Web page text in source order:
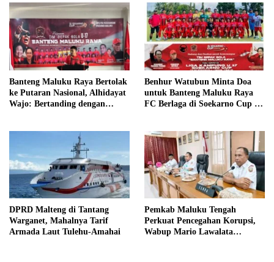
Banteng Maluku Raya Bertolak
ke Putaran Nasional, Alhidayat
Wajo: Bertanding dengan
Benhur Watubun Minta Doa
untuk Banteng Maluku Raya
FC Berlaga di Soekarno Cup U-
DPRD Malteng di Tantang
Warganet, Mahalnya Tarif
Armada Laut Tulehu-Amahai
Pemkab Maluku Tengah
Perkuat Pencegahan Korupsi,
Wabup Mario Lawalata